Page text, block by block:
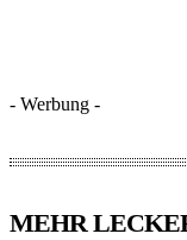
- Werbung -
MEHR